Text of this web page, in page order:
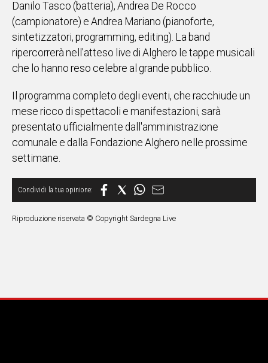
UNISCITI
AL CANALE
Social
Danilo Tasco (batteria), Andrea De Rocco
(campionatore) e Andrea Mariano (pianoforte,
sintetizzatori, programming, editing). La band
ripercorrerà nell'atteso live di Alghero le tappe musicali
che lo hanno reso celebre al grande pubblico.
Il programma completo degli eventi, che racchiude un
mese ricco di spettacoli e manifestazioni, sarà
presentato ufficialmente dall'amministrazione
comunale e dalla Fondazione Alghero nelle prossime
settimane.
Riproduzione riservata © Copyright Sardegna Live